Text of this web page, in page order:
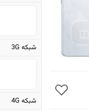
شبکه 3G
شبکه 4G